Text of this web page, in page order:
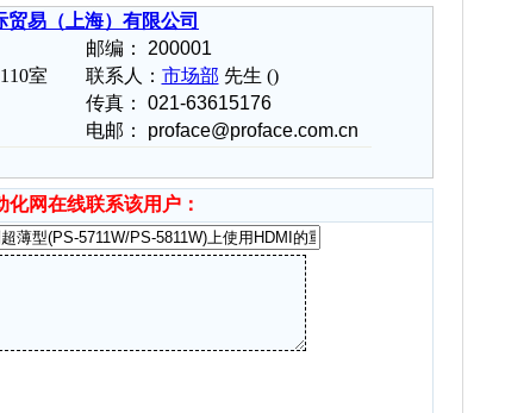
易（上海）有限公司
邮编：
200001
室 联系人： 市场部 先生 ()
传真： 021-63615176
电邮：
proface@proface.com.cn
网在线联系该用户：